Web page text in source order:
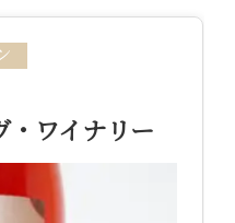
・ワイナリー